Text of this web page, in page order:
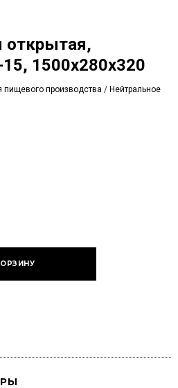
1500х280х320
производства / Нейтральное